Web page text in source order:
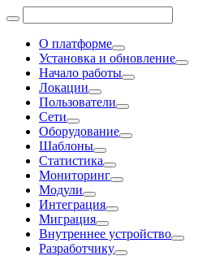
О платформе
Установка и обновление
Начало работы
Локации
Пользователи
Сети
Оборудование
Шаблоны
Статистика
Мониторинг
Модули
Интеграция
Миграция
Внутреннее устройство
Разработчику